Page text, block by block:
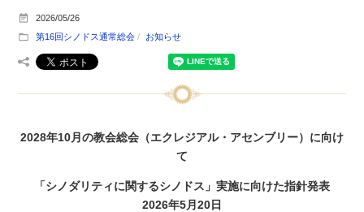
2026/05/26
第16回シノドス通常総会
お知らせ
2028年10月の教会総会（エクレジアル・アセンブリー）に向け
て
「シノダリティに関するシノドス」実施に向けた指針発表
2026年5月20日